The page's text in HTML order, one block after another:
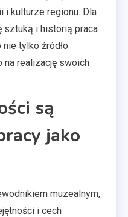
kulturze regionu. Dla
sztuką i historią praca
tylko źródło
na realizację swoich
są
jako
muzealnym,
i cech